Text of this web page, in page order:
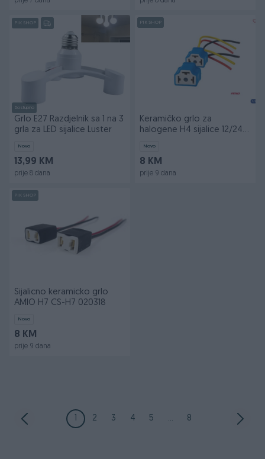
PIK SHOP
Dostupno
Grlo E27 Razdjelnik sa 1 na 3
grla za LED sijalice Luster
Novo
13,99 KM
prije 8 dana
PIK SHOP
Keramičko grlo za
halogene H4 sijalice 12/24V
Novo
8 KM
prije 9 dana
PIK SHOP
Sijalicno keramicko grlo
AMIO H7 CS-H7 020318
Novo
8 KM
prije 9 dana
1 2 3 4 5 ... 8